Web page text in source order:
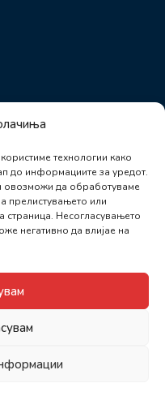
технологии како
до информациите за уредот.
овозможи да обработуваме
прелистувањето или
страница. Несогласувањето
негативно да влијае на